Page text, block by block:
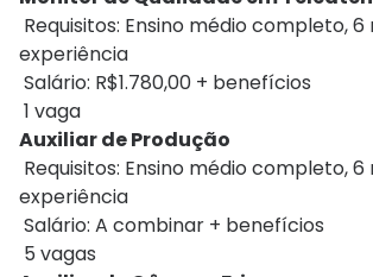
Requisitos: Ensino médio completo, 6
experiência
Salário: R$1.780,00 + benefícios
1 vaga
Auxiliar de Produção
Requisitos: Ensino médio completo, 6
experiência
Salário: A combinar + benefícios
5 vagas